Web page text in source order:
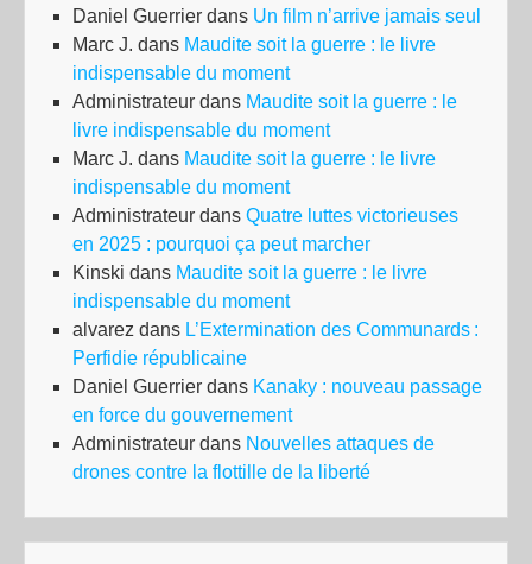
Daniel Guerrier dans Un film n’arrive jamais seul
Marc J. dans Maudite soit la guerre : le livre
indispensable du moment
Administrateur dans Maudite soit la guerre : le
livre indispensable du moment
Marc J. dans Maudite soit la guerre : le livre
indispensable du moment
Administrateur dans Quatre luttes victorieuses
en 2025 : pourquoi ça peut marcher
Kinski dans Maudite soit la guerre : le livre
indispensable du moment
alvarez dans L’Extermination des Communards :
Perfidie républicaine
Daniel Guerrier dans Kanaky : nouveau passage
en force du gouvernement
Administrateur dans Nouvelles attaques de
drones contre la flottille de la liberté